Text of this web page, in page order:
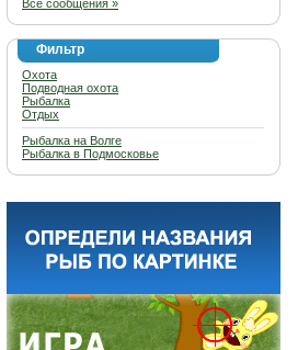
Все сообщения »
Фильтр
Охота
Подводная охота
Рыбалка
Отдых
Рыбалка на Волге
Рыбалка в Подмосковье